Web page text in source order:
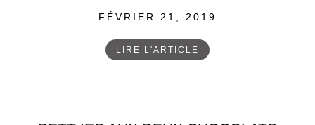
POSTED
FÉVRIER 21, 2019
LIRE L'ARTICLE